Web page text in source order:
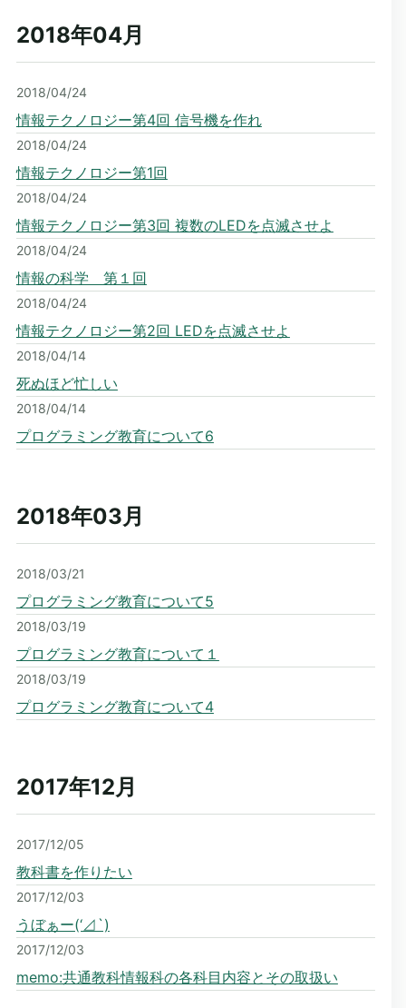
2018年04月
2018/04/24
情報テクノロジー第4回 信号機を作れ
2018/04/24
情報テクノロジー第1回
2018/04/24
情報テクノロジー第3回 複数のLEDを点滅させよ
2018/04/24
情報の科学 第１回
2018/04/24
情報テクノロジー第2回 LEDを点滅させよ
2018/04/14
死ぬほど忙しい
2018/04/14
プログラミング教育について6
2018年03月
2018/03/21
プログラミング教育について5
2018/03/19
プログラミング教育について１
2018/03/19
プログラミング教育について4
2017年12月
2017/12/05
教科書を作りたい
2017/12/03
うぼぁー(‘⊿`)
2017/12/03
memo:共通教科情報科の各科目内容とその取扱い